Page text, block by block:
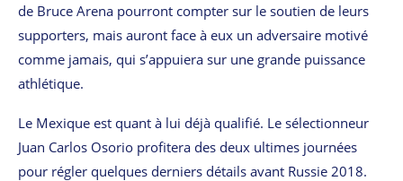
de Bruce Arena pourront compter sur le soutien de leurs
supporters, mais auront face à eux un adversaire motivé
comme jamais, qui s’appuiera sur une grande puissance
athlétique.
Le Mexique est quant à lui déjà qualifié. Le sélectionneur
Juan Carlos Osorio profitera des deux ultimes journées
pour régler quelques derniers détails avant Russie 2018.